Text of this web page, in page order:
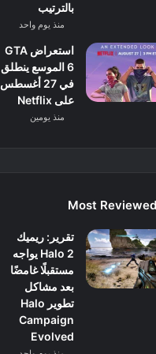
بالترتيب
منذ يوم واحد
استعراض GTA
6 الموسع ينطلق
في 27 أغسطس
على Netflix
منذ يومين
Most
تقرير: ريميك
Halo 2 يواجه
مستقبلًا غامضًا
بعد مشاكل
تطوير Halo
Campaign
Evolved